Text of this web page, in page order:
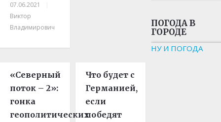
07.06.2021
Виктор
Владимирович
«Северный
поток – 2»:
гонка
геополитических
Что будет с
Германией,
если
победят
ПОГОДА В
ГОРОДЕ
НУ И ПОГОДА